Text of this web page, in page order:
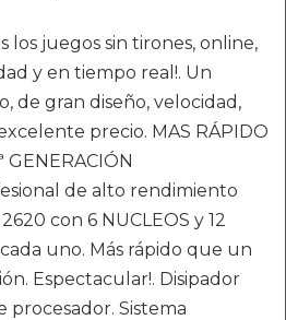
los juegos sin tirones, online,
y en tiempo real!. Un
de gran diseño, velocidad,
precio. MAS RÁPIDO
GENERACIÓN
de alto rendimiento
con 6 NUCLEOS y 12
uno. Más rápido que un
Espectacular!. Disipador
procesador. Sistema